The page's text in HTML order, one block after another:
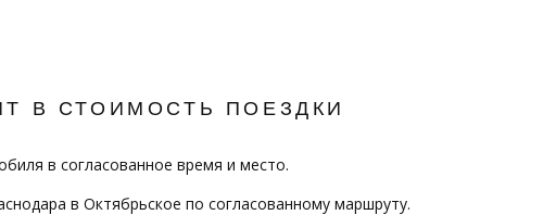
В СТОИМОСТЬ ПОЕЗДКИ
в согласованное время и место.
в Октябрьское по согласованному маршруту.